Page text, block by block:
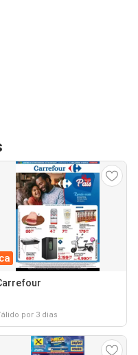
por 3 dias